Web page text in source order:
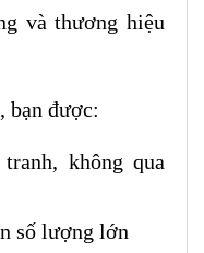
và thương hiệu
bạn được:
không qua
số lượng lớn